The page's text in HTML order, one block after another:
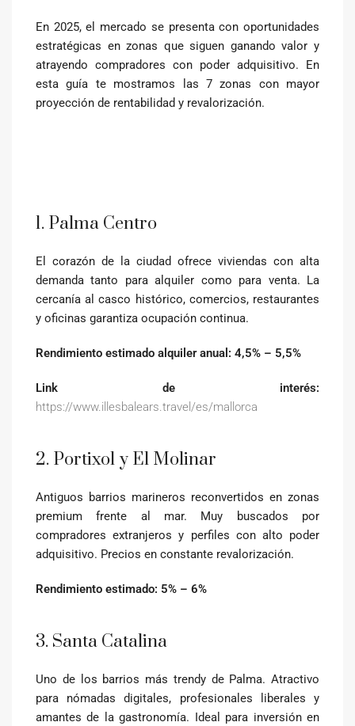
En 2025, el mercado se presenta con oportunidades
estratégicas en zonas que siguen ganando valor y
atrayendo compradores con poder adquisitivo. En
esta guía te mostramos las 7 zonas con mayor
proyección de rentabilidad y revalorización.
1. Palma Centro
El corazón de la ciudad ofrece viviendas con alta
demanda tanto para alquiler como para venta. La
cercanía al casco histórico, comercios, restaurantes
y oficinas garantiza ocupación continua.
Rendimiento estimado alquiler anual: 4,5% – 5,5%
Link de interés:
https://www.illesbalears.travel/es/mallorca
2. Portixol y El Molinar
Antiguos barrios marineros reconvertidos en zonas
premium frente al mar. Muy buscados por
compradores extranjeros y perfiles con alto poder
adquisitivo. Precios en constante revalorización.
Rendimiento estimado: 5% – 6%
3. Santa Catalina
Uno de los barrios más trendy de Palma. Atractivo
para nómadas digitales, profesionales liberales y
amantes de la gastronomía. Ideal para inversión en